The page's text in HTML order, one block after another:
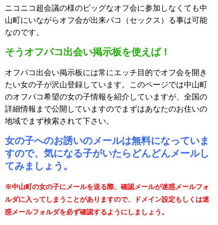
ニコニコ超会議の様のビッグなオフ会に参加しなくても中
山町にいながらオフ会が出来パコ（セックス）る事は可能
なのです。
そうオフパコ出会い掲示板を使えば！
オフパコ出会い掲示板には常にエッチ目的でオフ会を開き
たい女の子が沢山登録しています。このページでは中山町
のオフパコ希望の女の子情報を紹介していますが、全国の
詳細情報まで公開していますのでまずはあなたのお住いの
地域でまず検索されて下さい。
女の子へのお誘いのメールは無料になっていま
すので、気になる子がいたらどんどんメールし
てみましょう。
※中山町の女の子にメールを送る際、確認メールが迷惑メールフォ
ルダに入ってしまうことがありますので、ドメイン設定もしくは迷
惑メールフォルダを必ず確認するようにしましょう。